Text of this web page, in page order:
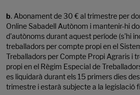
b. Abonament de 30 € al trimestre per
Online Sabadell Autònom i mantenir-hi
d'autònoms durant aquest període (s'hi
treballadors per compte propi en el
Treballadors per Compte Propi Agraris i
propi en el Règim Especial de
es liquidarà durant els 15 primers dies
trimestre i estarà subjecte a la legislació